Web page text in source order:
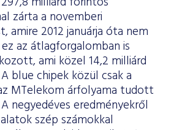
zárta a novemberi
amire 2012 januárja óta nem
az átlagforgalomban is
ami közel 14,2 milliárd
blue chipek közül csak a
MTelekom árfolyama tudott
negyedéves eredményekről
szép számokkal